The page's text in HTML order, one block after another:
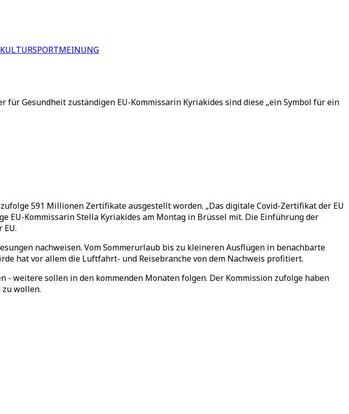
SPORTMEINUNG
Gesundheit zuständigen EU-Kommissarin Kyriakides sind diese „ein Symbol für ein
591 Millionen Zertifikate ausgestellt worden. „Das digitale Covid-Zertifikat der EU
EU-Kommissarin Stella Kyriakides am Montag in Brüssel mit. Die Einführung der
nachweisen. Vom Sommerurlaub bis zu kleineren Ausflügen in benachbarte
hat vor allem die Luftfahrt- und Reisebranche von dem Nachweis profitiert.
weitere sollen in den kommenden Monaten folgen. Der Kommission zufolge haben
wollen.